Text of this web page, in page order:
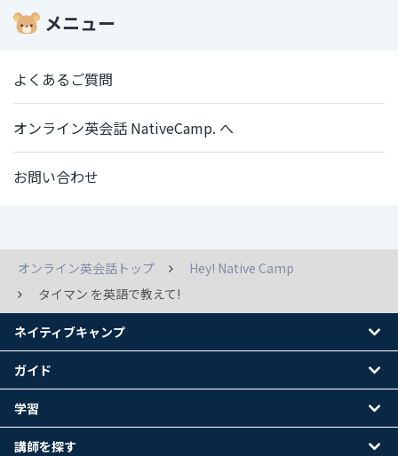
メニュー
よくあるご質問
オンライン英会話 NativeCamp. へ
お問い合わせ
オンライン英会話トップ
Hey! Native Camp
タイマン を英語で教えて!
ネイティブキャンプ
ガイド
学習
講師を探す